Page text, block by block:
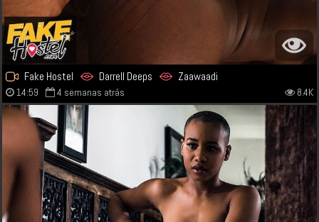
Fake Hostel Darrell Deeps Zaawaadi
14:59 4 semanas atrás 8.4K